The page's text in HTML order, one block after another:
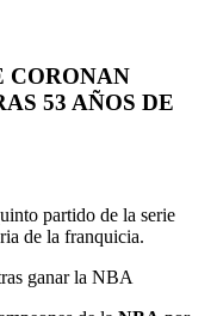
CORONAN
53 AÑOS DE
partido de la serie
de la franquicia.